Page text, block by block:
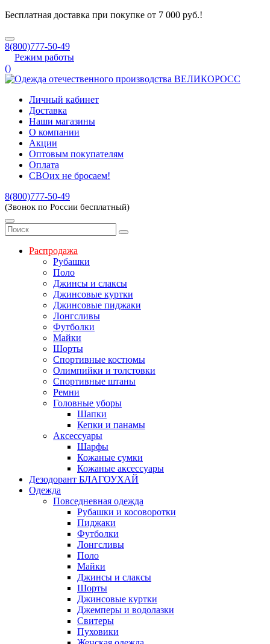
Бесплатная доставка при покупке от 7 000 руб.!
8(800)777-50-49
Режим работы
()
Личный кабинет
Доставка
Наши магазины
О компании
Акции
Оптовым покупателям
Оплата
СВОих не бросаем!
8(800)777-50-49
(Звонок по России бесплатный)
Распродажа
Рубашки
Поло
Джинсы и слаксы
Джинсовые куртки
Джинсовые пиджаки
Лонгсливы
Футболки
Майки
Шорты
Спортивные костюмы
Олимпийки и толстовки
Спортивные штаны
Ремни
Головные уборы
Шапки
Кепки и панамы
Аксессуары
Шарфы
Кожаные сумки
Кожаные аксессуары
Дезодорант БЛАГОУХАЙ
Одежда
Повседневная одежда
Рубашки и косоворотки
Пиджаки
Футболки
Лонгсливы
Поло
Майки
Джинсы и слаксы
Шорты
Джинсовые куртки
Джемперы и водолазки
Свитеры
Пуховики